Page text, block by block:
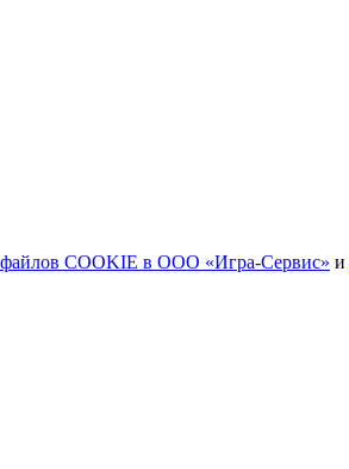
файлов COOKIE в ООО «Игра-Сервис» и